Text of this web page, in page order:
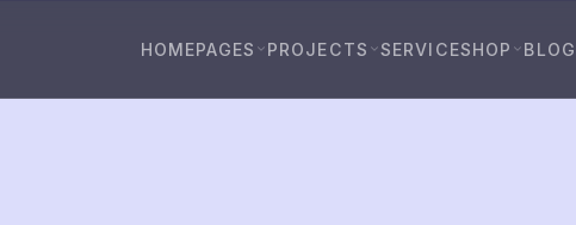
HOMEPAGES PROJECTS SERVICESHOP BLOG